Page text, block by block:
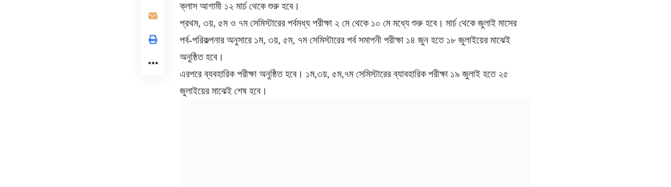
ক্লাস আগামী ১২ মার্চ থেকে শুরু হবে।
প্রথম, ৩য়, ৫ম ও ৭ম সেমিস্টারের পর্বমধ্য পরীক্ষা ২ মে থেকে ১০ মে মধ্যে শুরু হবে। মার্চ থেকে জুলাই মাসের
পর্ব-পরিকল্পনার অনুসারে ১ম, ৩য়, ৫ম, ৭ম সেমিস্টারের পর্ব সমাপনী পরীক্ষা ১৪ জুন হতে ১৮ জুলাইয়ের মাঝেই
অনুষ্ঠিত হবে।
এরপরে ব্যবহারিক পরীক্ষা অনুষ্ঠিত হবে। ১ম,৩য়, ৫ম,৭ম সেমিস্টারের ব্যাবহারিক পরীক্ষা ১৯ জুলাই হতে ২৫
জুলাইয়ের মাঝেই শেষ হবে।